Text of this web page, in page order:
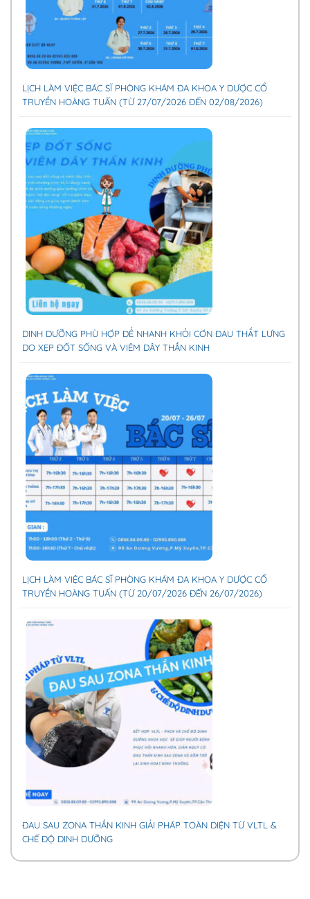
LỊCH LÀM VIỆC BÁC SĨ PHÒNG KHÁM ĐA KHOA Y DƯỢC CỔ
TRUYỀN HOÀNG TUẤN (TỪ 27/07/2026 ĐẾN 02/08/2026)
DINH DƯỠNG PHÙ HỢP ĐỂ NHANH KHỎI CƠN ĐAU THẮT LƯNG
DO XẸP ĐỐT SỐNG VÀ VIÊM DÂY THẦN KINH
LỊCH LÀM VIỆC BÁC SĨ PHÒNG KHÁM ĐA KHOA Y DƯỢC CỔ
TRUYỀN HOÀNG TUẤN (TỪ 20/07/2026 ĐẾN 26/07/2026)
ĐAU SAU ZONA THẦN KINH GIẢI PHÁP TOÀN DIỆN TỪ VLTL &
CHẾ ĐỘ DINH DƯỠNG